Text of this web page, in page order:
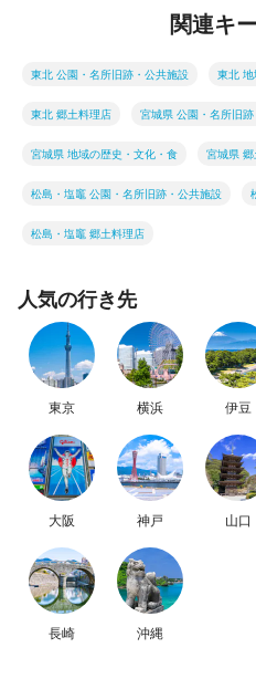
関連キ
東北 公園・名所旧跡・公共施設 東北
東北 郷土料理店 宮城県 公園・名所旧
宮城県 地域の歴史・文化・食 宮城県
松島・塩竈 公園・名所旧跡・公共施設
松島・塩竈 郷土料理店
人気の行き先
東京 横浜 伊豆
大阪 神戸 山口
長崎 沖縄